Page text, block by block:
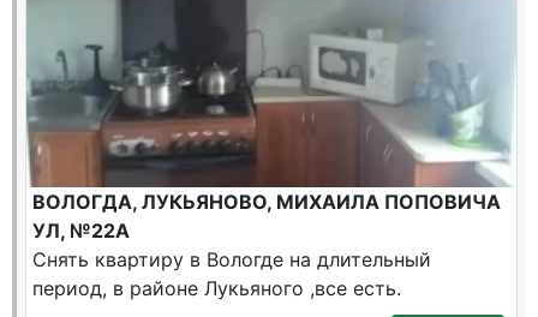
ВОЛОГДА, ЛУКЬЯНОВО, МИХАИЛА ПОПОВИЧА
УЛ, №22А
Снять квартиру в Вологде на длительный
период, в районе Лукьяного ,все есть.